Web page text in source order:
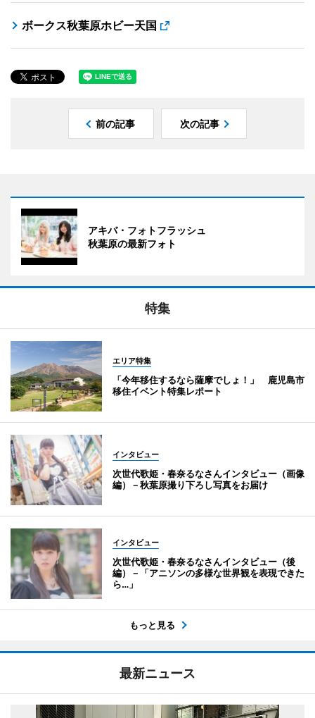
ボークス秋葉原ホビー天国
前の記事 次の記事
アキバ・フォトフラッシュ
秋葉原の最新フォト
特集
エリア特集
「今年移住するなら薩摩でしょ！」 鹿児島市
移住イベント特集レポート
インタビュー
次世代歌姫・春奈るなさんインタビュー（画像
編）－秋葉原撮り下ろし写真をお届け
インタビュー
次世代歌姫・春奈るなさんインタビュー（後
編）－「アニソンの多様な世界観を表現できた
ら…」
もっと見る
最新ニュース